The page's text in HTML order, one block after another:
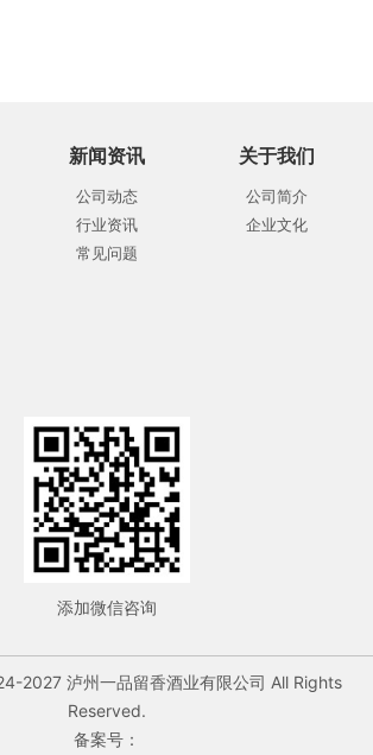
新闻资讯
公司动态
行业资讯
常见问题
关于我们
公司简介
企业文化
添加微信咨询
2027 泸州一品留香酒业有限公司 All Rights
Reserved.
备案号：